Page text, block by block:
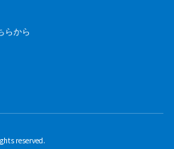
らから
reserved.